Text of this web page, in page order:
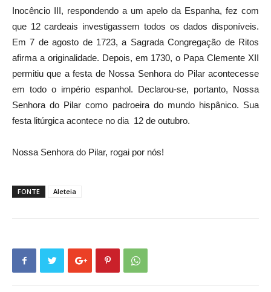
Inocêncio III, respondendo a um apelo da Espanha, fez com
que 12 cardeais investigassem todos os dados disponíveis.
Em 7 de agosto de 1723, a Sagrada Congregação de Ritos
afirma a originalidade. Depois, em 1730, o Papa Clemente XII
permitiu que a festa de Nossa Senhora do Pilar acontecesse
em todo o império espanhol. Declarou-se, portanto, Nossa
Senhora do Pilar como padroeira do mundo hispânico. Sua
festa litúrgica acontece no dia 12 de outubro.
Nossa Senhora do Pilar, rogai por nós!
FONTE Aleteia